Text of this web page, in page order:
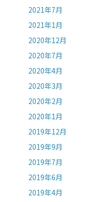
2021年7月
2021年1月
2020年12月
2020年7月
2020年4月
2020年3月
2020年2月
2020年1月
2019年12月
2019年9月
2019年7月
2019年6月
2019年4月